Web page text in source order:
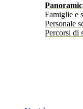
Famiglie e
Personale
Percorsi di